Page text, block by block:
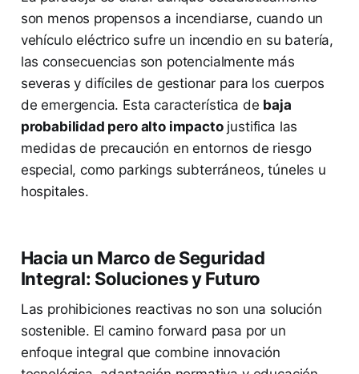
son menos propensos a incendiarse, cuando un
vehículo eléctrico sufre un incendio en su batería,
las consecuencias son potencialmente más
severas y difíciles de gestionar para los cuerpos
de emergencia. Esta característica de baja
probabilidad pero alto impactojustifica las
medidas de precaución en entornos de riesgo
especial, como parkings subterráneos, túneles u
hospitales.
Hacia un Marco de Seguridad
Integral: Soluciones y Futuro
Las prohibiciones reactivas no son una solución
sostenible. El camino forward pasa por un
enfoque integral que combine innovación